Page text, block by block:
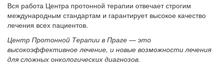
Вся работа Центра протонной терапии отвечает строгим
международным стандартам и гарантирует высокое качество
лечения всех пациентов.
Центр Протонной Терапии в Праге — это
высокоэффективное лечение, и новые возможности лечения
для сложных онкологических диагнозов.